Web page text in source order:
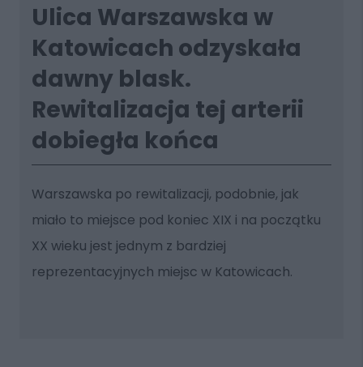
Ulica Warszawska w
Katowicach odzyskała
dawny blask.
Rewitalizacja tej arterii
dobiegła końca
Warszawska po rewitalizacji, podobnie, jak
miało to miejsce pod koniec XIX i na początku
XX wieku jest jednym z bardziej
reprezentacyjnych miejsc w Katowicach.